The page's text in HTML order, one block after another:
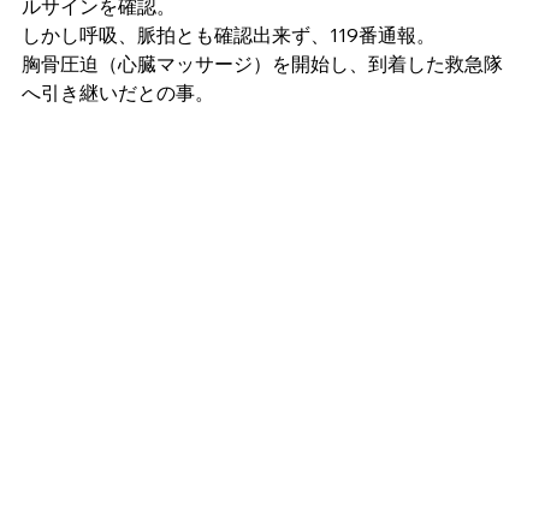
ルサインを確認。
しかし呼吸、脈拍とも確認出来ず、119番通報。
胸骨圧迫（心臓マッサージ）を開始し、到着した救急隊
へ引き継いだとの事。